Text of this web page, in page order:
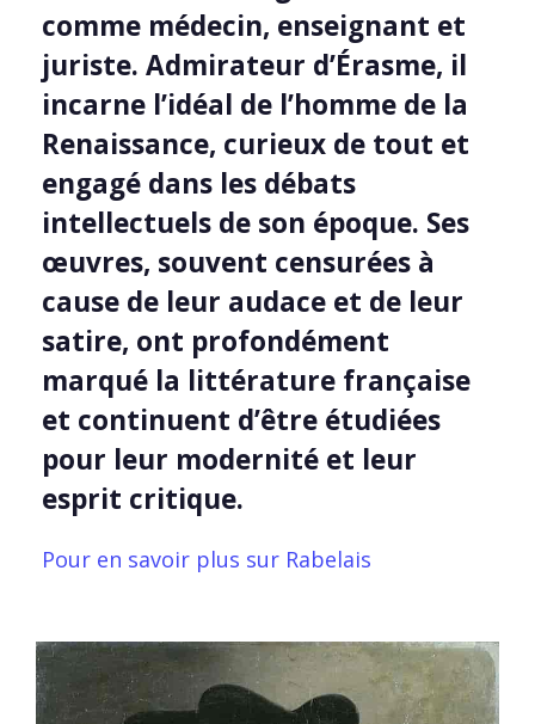
comme médecin, enseignant et
juriste. Admirateur d’Érasme, il
incarne l’idéal de l’homme de la
Renaissance, curieux de tout et
engagé dans les débats
intellectuels de son époque. Ses
œuvres, souvent censurées à
cause de leur audace et de leur
satire, ont profondément
marqué la littérature française
et continuent d’être étudiées
pour leur modernité et leur
esprit critique.
Pour en savoir plus sur Rabelais